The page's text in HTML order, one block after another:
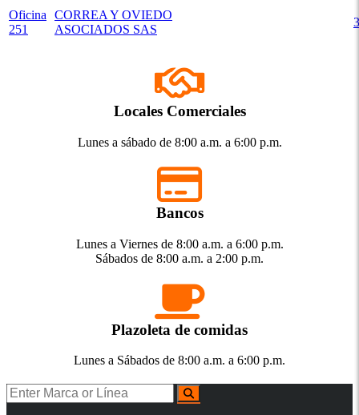
Oficina
251
CORREA Y OVIEDO
ASOCIADOS SAS
Locales Comerciales
Lunes a sábado de 8:00 a.m. a 6:00 p.m.
Bancos
Lunes a Viernes de 8:00 a.m. a 6:00 p.m.
Sábados de 8:00 a.m. a 2:00 p.m.
Plazoleta de comidas
Lunes a Sábados de 8:00 a.m. a 6:00 p.m.